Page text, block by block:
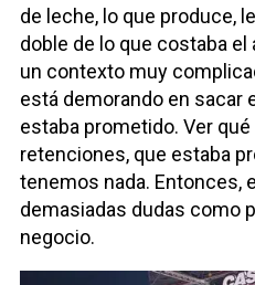
de leche, lo que produce,
doble de lo que costaba
un contexto muy
está demorando en sacar
estaba prometido. Ver
retenciones, que estaba
tenemos nada. Entonces,
demasiadas dudas como
negocio.